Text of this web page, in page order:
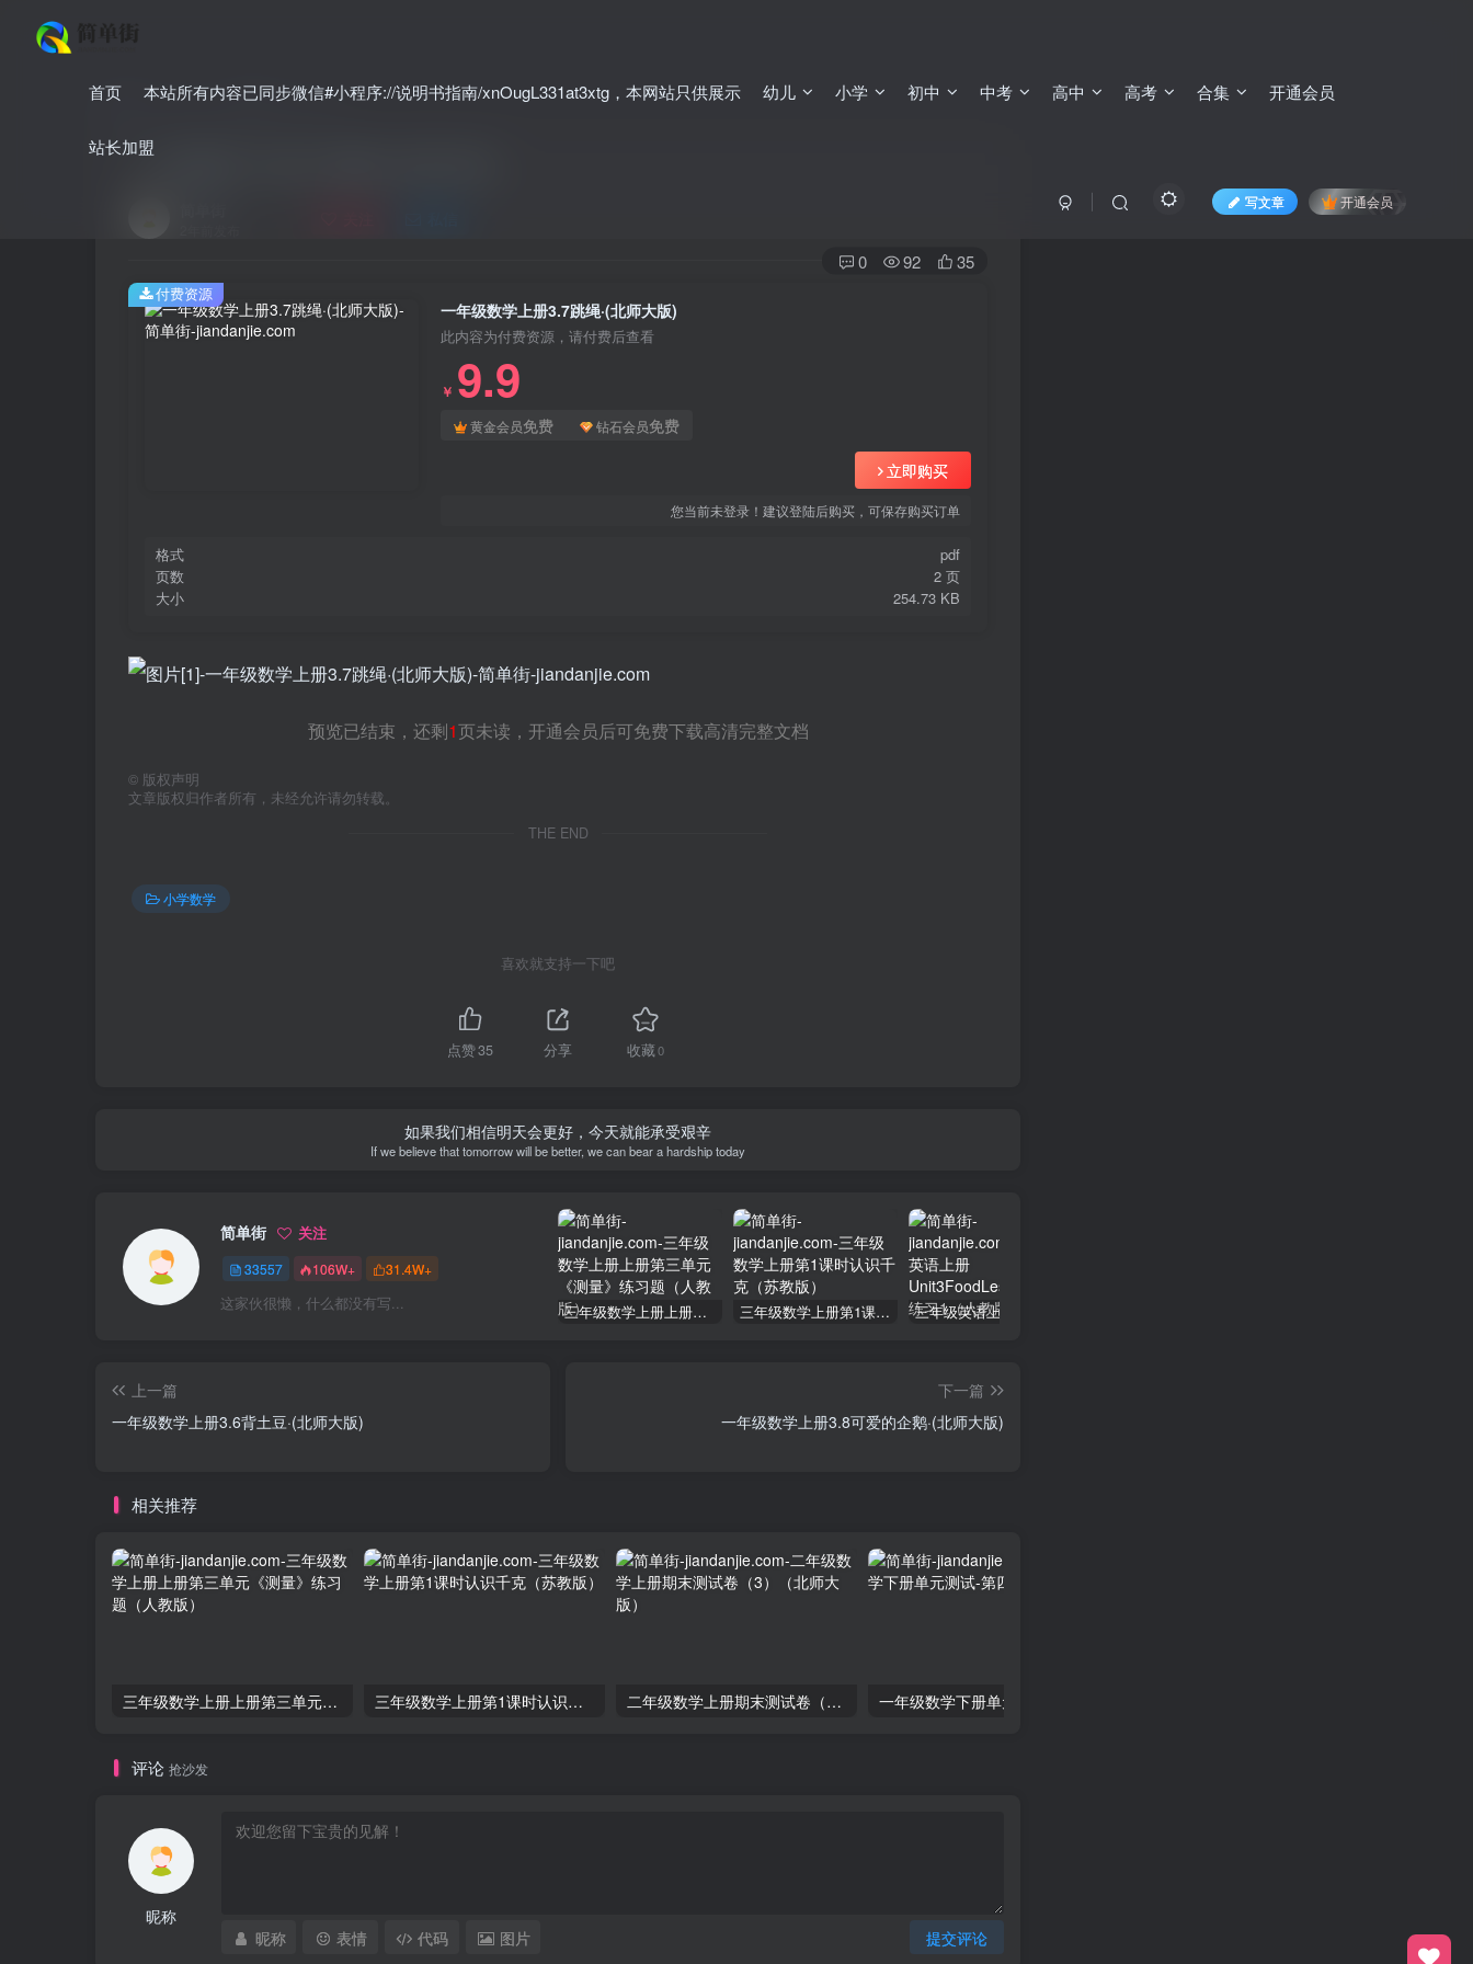
首页 本站所有内容已同步微信#小程序://说明书指南/xnOugL331at3xtg，本网站只供展示 幼儿 小学 初中 中考 高中 高考 合集 开通会员
站长加盟
写文章 开通会员
首页 小学 小学数学 正文
一年级数学上册3.7跳绳·(北师大版)
0 92 35
一年级数学上册3.7跳绳·(北师大版)
此内容为付费资源，请付费后查看
￥ 9.9
黄金会员免费 钻石会员免费
立即购买
您当前未登录！建议登陆后购买，可保存购买订单
格式
pdf
页数
2 页
大小
254.73 KB
付费资源
预览已结束，还剩1页未读，开通会员后可免费下载高清完整文档
© 版权声明
文章版权归作者所有，未经允许请勿转载。
THE END
小学数学
喜欢就支持一下吧
点赞35 分享 收藏0
如果我们相信明天会更好，今天就能承受艰辛
If we believe that tomorrow will be better, we can bear a hardship today
简单街 关注
33557 106W+ 31.4W+
这家伙很懒，什么都没有写... 三年级数学上册上册第三单元《测量》练习题（人教版） 三年级数学上册第1课时认识千克（苏教版）
上一篇
一年级数学上册3.6背土豆·(北师大版)
下一篇
一年级数学上册3.8可爱的企鹅·(北师大版)
相关推荐
三年级数学上册上册第三单元《测量》练习题（人教版） 三年级数学上册第1课时认识千克（苏教版） 二年级数学上册期末测试卷（3）（北师大版）
评论 抢沙发
昵称
提交评论
昵称 表情 代码 图片